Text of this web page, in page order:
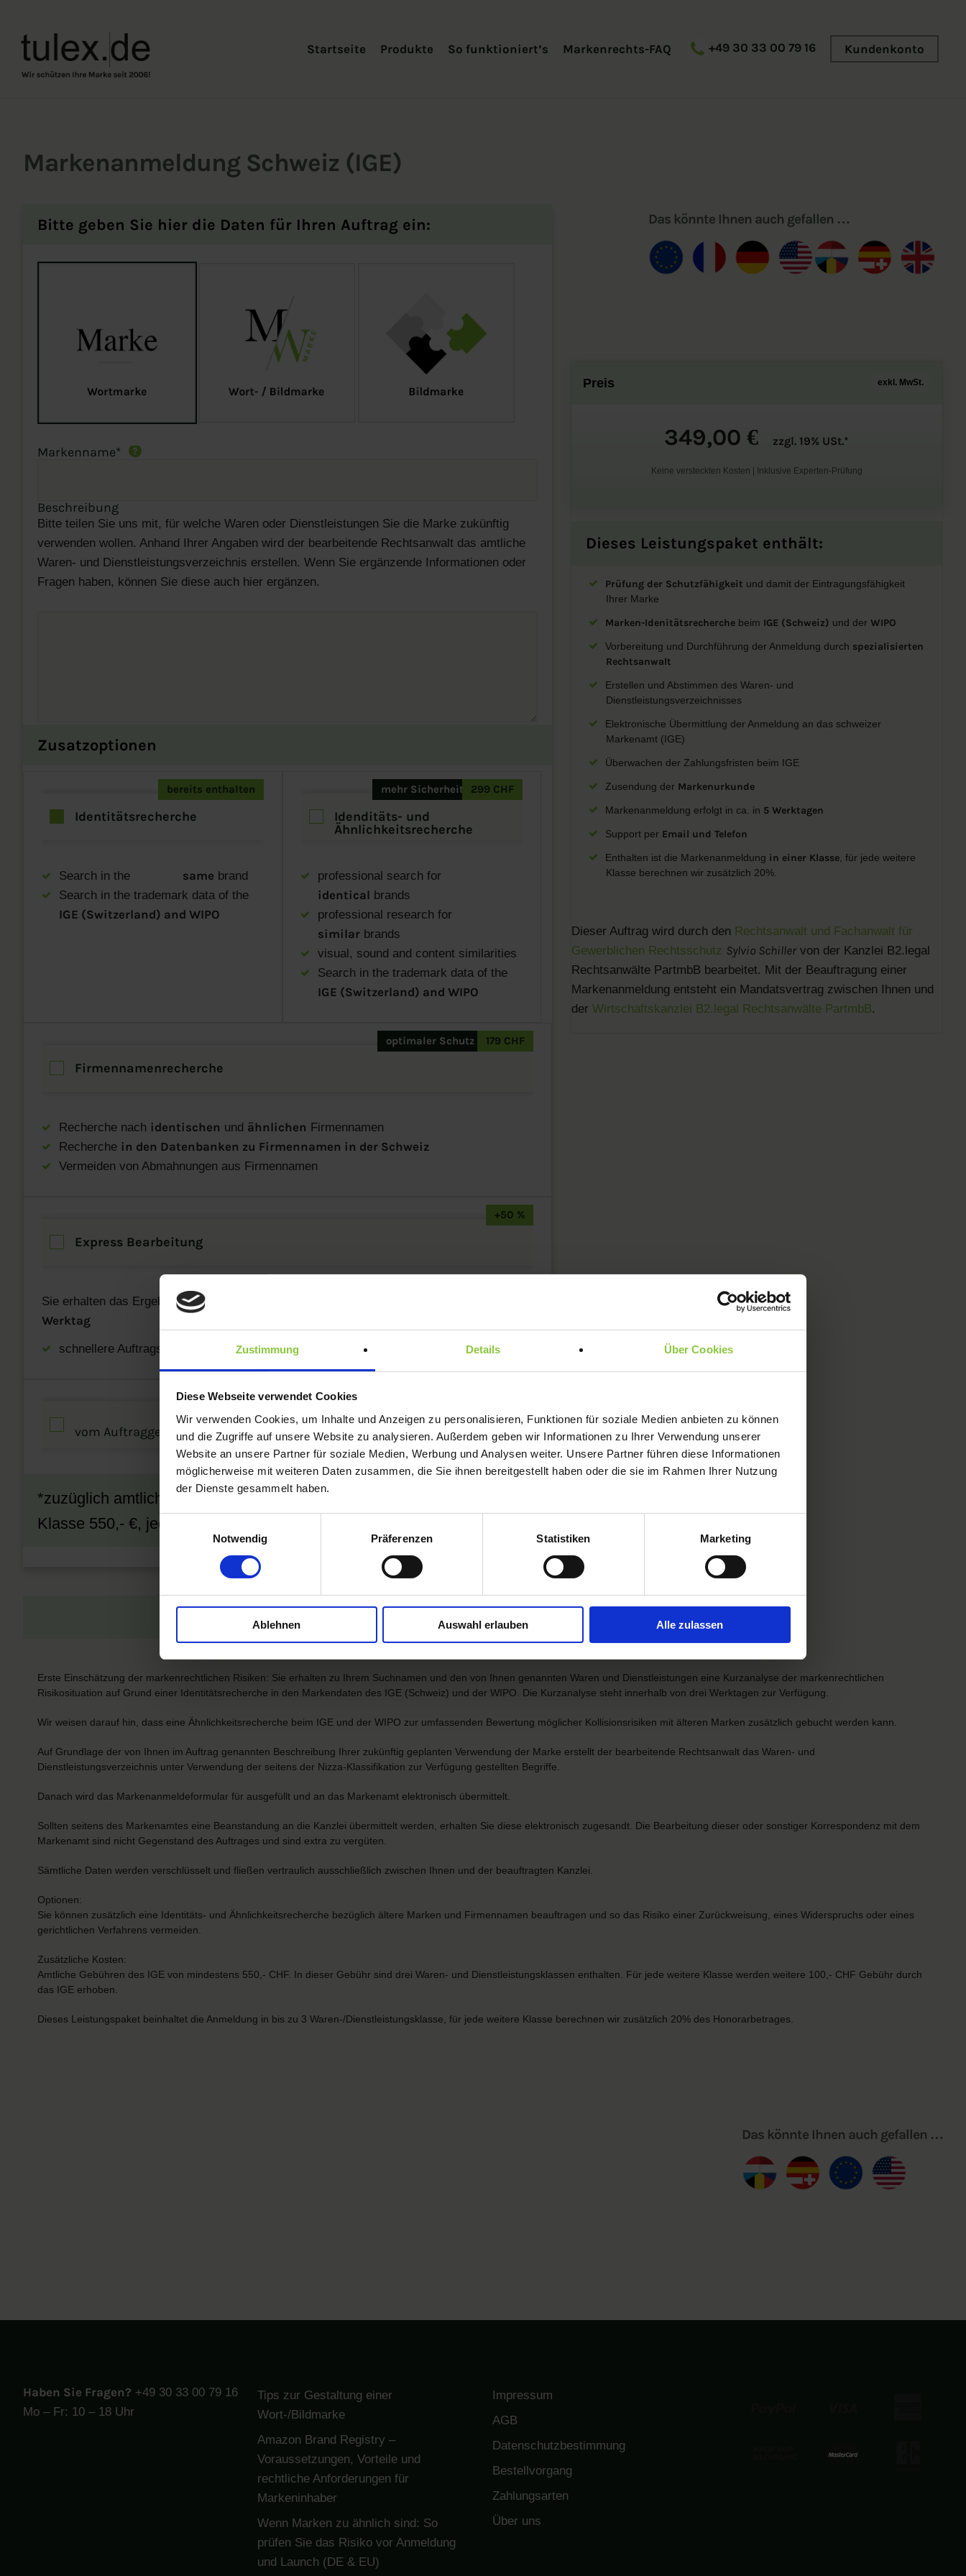
Zustimmung Details Über Cookies
Diese Webseite verwendet Cookies
Wir verwenden Cookies, um Inhalte und Anzeigen zu personalisieren, Funktionen für soziale Medien anbieten zu können
und die Zugriffe auf unsere Website zu analysieren. Außerdem geben wir Informationen zu Ihrer Verwendung unserer
Website an unsere Partner für soziale Medien, Werbung und Analysen weiter. Unsere Partner führen diese Informationen
möglicherweise mit weiteren Daten zusammen, die Sie ihnen bereitgestellt haben oder die sie im Rahmen Ihrer Nutzung
der Dienste gesammelt haben.
Einwilligungsauswahl
Notwendig
Präferenzen Statistiken Marketing
Ablehnen Auswahl erlauben Alle zulassen
Startseite Produkte So funktioniert’s Markenrechts-FAQ +49 30 33 00 79 16 Kundenkonto
Markenanmeldung Schweiz (IGE)
Das könnte Ihnen auch gefallen …
Bitte geben Sie hier die Daten für Ihren Auftrag ein:
*
Markenname
Beschreibung
Bitte teilen Sie uns mit, für welche Waren oder Dienstleistungen Sie die Marke zukünftig
verwenden wollen. Anhand Ihrer Angaben wird der bearbeitende Rechtsanwalt das amtliche
Waren- und Dienstleistungsverzeichnis erstellen. Wenn Sie ergänzende Informationen oder
Fragen haben, können Sie diese auch hier ergänzen.
Zusatzoptionen
Search in the same brand
Search in the trademark data of the
IGE (Switzerland) and WIPO
Identitätsrecherche
bereits enthalten
professional search for
identical brands
professional research for
similar brands
visual, sound and content similarities
Search in the trademark data of the
IGE (Switzerland) and WIPO
Idenditäts- und
Ähnlichkeitsrecherche
mehr Sicherheit 299 CHF
Recherche nach identischen und ähnlichen Firmennamen
Recherche in den Datenbanken zu Firmennamen in der Schweiz
Vermeiden von Abmahnungen aus Firmennamen
Firmennamenrecherche
optimaler Schutz 179 CHF
Sie erhalten das Ergebniss unserer Recherche und Auswertung
Werktag
schnellere Auftragsbearbeitung
Express Bearbeitung
+50 %
vom Auftraggeber abweichender Markeninhaber
*zuzüglich amtlichezuzüglich amtliche Gebühren (IGE) für bis zu 3
Klasse 550,- €, jede weitere Klasse 100,- €
Jetzt beauftragen
Preis exkl. MwSt.
349,00€ zzgl. 19% USt.*
Keine versteckten Kosten | Inklusive Experten-Prüfung
Dieses Leistungspaket enthält:
Prüfung der Schutzfähigkeit und damit der Eintragungsfähigkeit
Ihrer Marke
Marken-Idenitätsrecherchebeim IGE (Schweiz) und der WIPO
Vorbereitung und Durchführung der Anmeldung durch spezialisierten
Rechtsanwalt
Erstellen und Abstimmen des Waren- und
Dienstleistungsverzeichnisses
Elektronische Übermittlung der Anmeldung an das schweizer
Markenamt (IGE)
Überwachen der Zahlungsfristen beim IGE
Zusendung der Markenurkunde
Markenanmeldung erfolgt in ca. in 5 Werktagen
Support per Email und Telefon
Enthalten ist die Markenanmeldung in einer Klasse, für jede weitere
Klasse berechnen wir zusätzlich 20%.
Dieser Auftrag wird durch den Rechtsanwalt und Fachanwalt für
Gewerblichen Rechtsschutz Sylvio Schillervon der Kanzlei B2.legal
Rechtsanwälte PartmbB bearbeitet. Mit der Beauftragung einer
Markenanmeldung entsteht ein Mandatsvertrag zwischen Ihnen und
der Wirtschaftskanzlei B2.legal Rechtsanwälte PartmbB.
Erste Einschätzung der markenrechtlichen Risiken: Sie erhalten zu Ihrem Suchnamen und den von Ihnen genannten Waren und Dienstleistungen eine Kurzanalyse der markenrechtlichen
Risikosituation auf Grund einer Identitätsrecherche in den Markendaten des IGE (Schweiz) und der WIPO. Die Kurzanalyse steht innerhalb von drei Werktagen zur Verfügung.
Wir weisen darauf hin, dass eine Ähnlichkeitsrecherche beim IGE und der WIPO zur umfassenden Bewertung möglicher Kollisionsrisiken mit älteren Marken zusätzlich gebucht werden kann.
Auf Grundlage der von Ihnen im Auftrag genannten Beschreibung Ihrer zukünftig geplanten Verwendung der Marke erstellt der bearbeitende Rechtsanwalt das Waren- und
Dienstleistungsverzeichnis unter Verwendung der seitens der Nizza-Klassifikation zur Verfügung gestellten Begriffe.
Danach wird das Markenanmeldeformular für ausgefüllt und an das Markenamt elektronisch übermittelt.
Sollten seitens des Markenamtes eine Beanstandung an die Kanzlei übermittelt werden, erhalten Sie diese elektronisch zugesandt. Die Bearbeitung dieser oder sonstiger Korrespondenz mit dem
Markenamt sind nicht Gegenstand des Auftrages und sind extra zu vergüten.
Sämtliche Daten werden verschlüsselt und fließen vertraulich ausschließlich zwischen Ihnen und der beauftragten Kanzlei.
Optionen:
Sie können zusätzlich eine Identitäts- und Ähnlichkeitsrecherche bezüglich ältere Marken und Firmennamen beauftragen und so das Risiko einer Zurückweisung, eines Widerspruchs oder eines
gerichtlichen Verfahrens vermeiden.
Zusätzliche Kosten:
Amtliche Gebühren des IGE von mindestens 550,- CHF. In dieser Gebühr sind drei Waren- und Dienstleistungsklassen enthalten. Für jede weitere Klasse werden weitere 100,- CHF Gebühr durch
das IGE erhoben.
Dieses Leistungspaket beinhaltet die Anmeldung in bis zu 3 Waren-/Dienstleistungsklasse, für jede weitere Klasse berechnen wir zusätzlich 20% des Honorarbetrages.
Das könnte Ihnen auch gefallen …
Haben Sie Fragen? +49 30 33 00 79 16
Mo – Fr: 10 – 18 Uhr
Tips zur Gestaltung einer
Wort-/Bildmarke
Amazon Brand Registry –
Voraussetzungen, Vorteile und
rechtliche Anforderungen für
Markeninhaber
Wenn Marken zu ähnlich sind: So
prüfen Sie das Risiko vor Anmeldung
und Launch (DE & EU)
Impressum
AGB
Datenschutzbestimmung
Bestellvorgang
Zahlungsarten
Über uns